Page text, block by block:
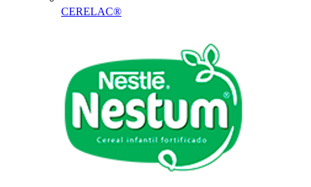
CERELAC®